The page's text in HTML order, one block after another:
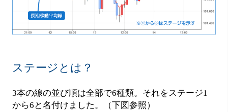
ステージとは？
3本の線の並び順は全部で6種類。それをステージ1
から6と名付けました。（下図参照）